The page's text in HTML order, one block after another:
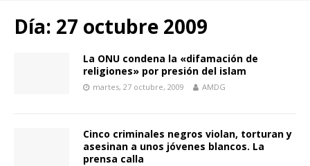
Día: 27 octubre 2009
La ONU condena la «difamación de
religiones» por presión del islam
martes, 27 octubre, 2009 AMDG
Cinco criminales negros violan, torturan y
asesinan a unos jóvenes blancos. La
prensa calla